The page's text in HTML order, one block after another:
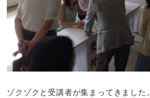
ゾクゾクと受講者が集まってきました。